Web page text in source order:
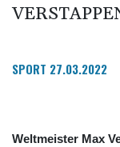
SPORT 27.03.2022
Weltmeister Max